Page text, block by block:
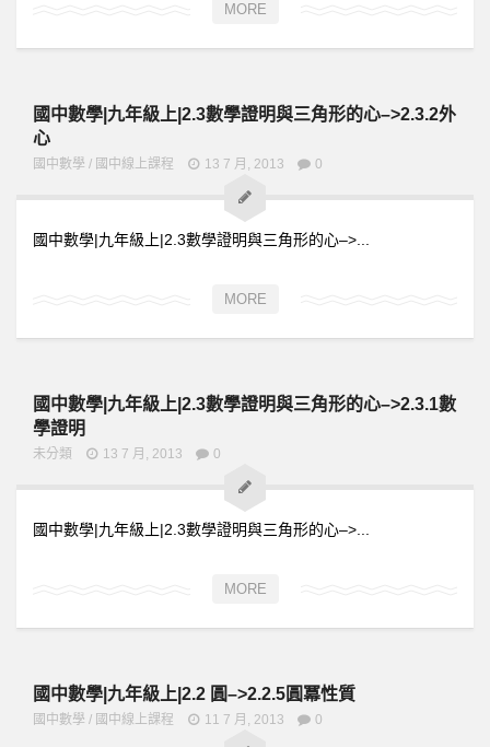
MORE
國中數學|九年級上|2.3數學證明與三角形的心–>2.3.2外
心
國中數學 / 國中線上課程 13 7 月, 2013 0
國中數學|九年級上|2.3數學證明與三角形的心–>...
MORE
國中數學|九年級上|2.3數學證明與三角形的心–>2.3.1數
學證明
未分類 13 7 月, 2013 0
國中數學|九年級上|2.3數學證明與三角形的心–>...
MORE
國中數學|九年級上|2.2 圓–>2.2.5圓冪性質
國中數學 / 國中線上課程 11 7 月, 2013 0